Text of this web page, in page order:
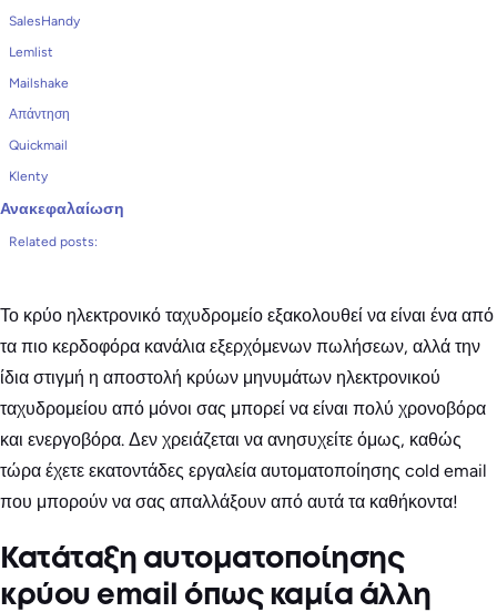
SalesHandy
Lemlist
Mailshake
Απάντηση
Quickmail
Klenty
Ανακεφαλαίωση
Related posts:
Το κρύο ηλεκτρονικό ταχυδρομείο εξακολουθεί να είναι ένα από
τα πιο κερδοφόρα κανάλια εξερχόμενων πωλήσεων, αλλά την
ίδια στιγμή η αποστολή κρύων μηνυμάτων ηλεκτρονικού
ταχυδρομείου από μόνοι σας μπορεί να είναι πολύ χρονοβόρα
και ενεργοβόρα. Δεν χρειάζεται να ανησυχείτε όμως, καθώς
τώρα έχετε εκατοντάδες εργαλεία αυτοματοποίησης cold email
που μπορούν να σας απαλλάξουν από αυτά τα καθήκοντα!
Κατάταξη αυτοματοποίησης
κρύου email όπως καμία άλλη